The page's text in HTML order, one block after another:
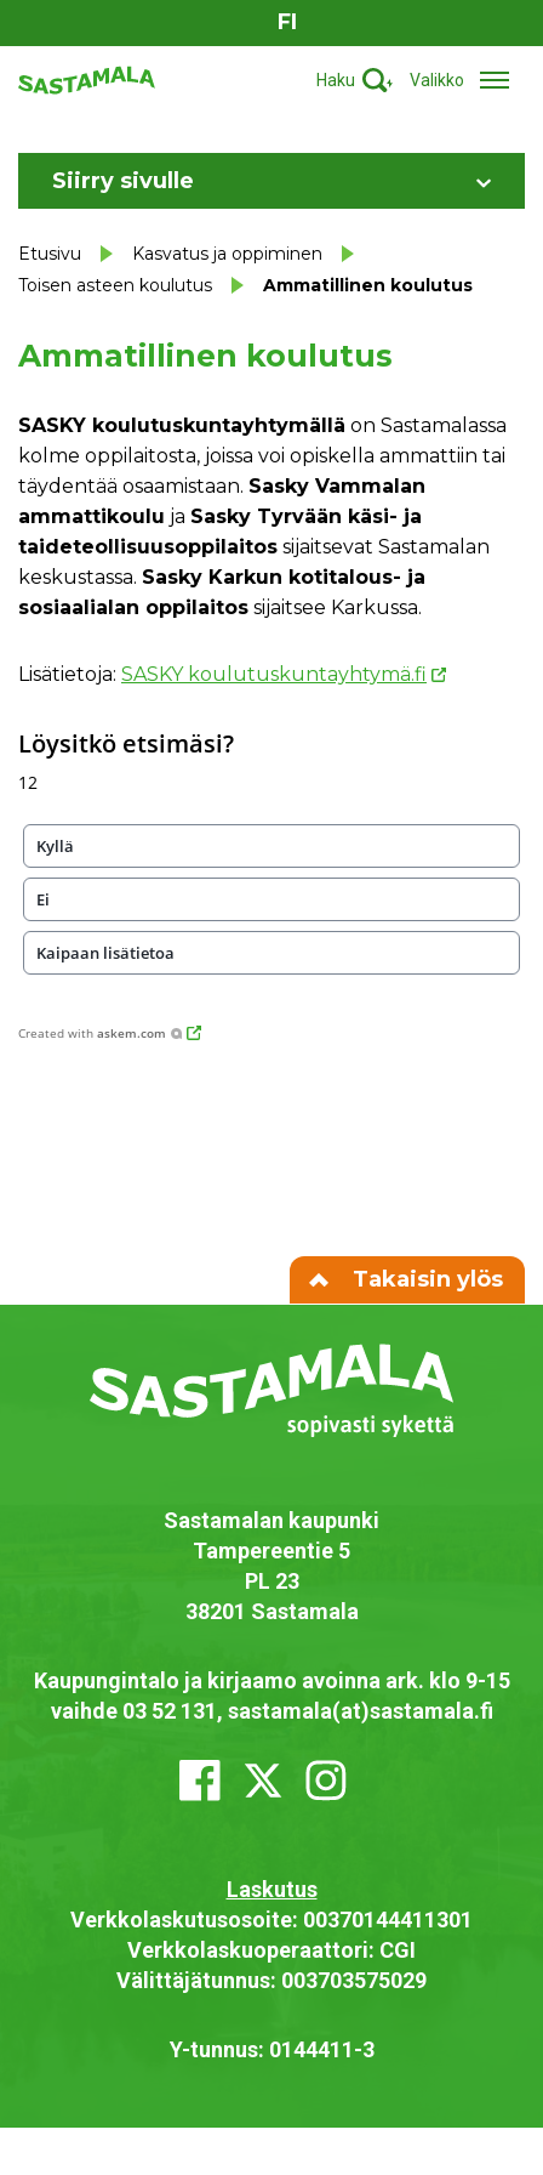
FI
Haku Valikko
Etusivu
Kasvatus ja oppiminen
Toisen asteen koulutus
Ammatillinen koulutus
Siirry sivulle
Ammatillinen koulutus
SASKY koulutuskuntayhtymällä on Sastamalassa
kolme oppilaitosta, joissa voi opiskella ammattiin tai
täydentää osaamistaan. Sasky Vammalan
ammattikoulu ja Sasky Tyrvään käsi- ja
taideteollisuusoppilaitos sijaitsevat Sastamalan
keskustassa. Sasky Karkun kotitalous- ja
sosiaalialan oppilaitos sijaitsee Karkussa.
Lisätietoja: SASKY koulutuskuntayhtymä.fi
Löysitkö etsimäsi?
12
Kyllä
Ei
Kaipaan lisätietoa
Created with askem.com
Takaisin ylös
Sastamalan kaupunki
Tampereentie 5
PL 23
38201 Sastamala
Kaupungintalo ja kirjaamo avoinna ark. klo 9-15
vaihde 03 52 131, sastamala(at)sastamala.fi
Laskutus
Verkkolaskutusosoite: 00370144411301
Verkkolaskuoperaattori: CGI
Välittäjätunnus: 003703575029
Y-tunnus: 0144411-3